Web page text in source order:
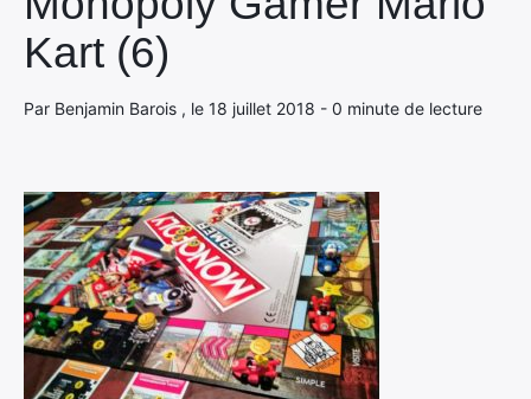
Kart (6)
Par Benjamin Barois , le 18 juillet 2018 - 0 minute de lecture